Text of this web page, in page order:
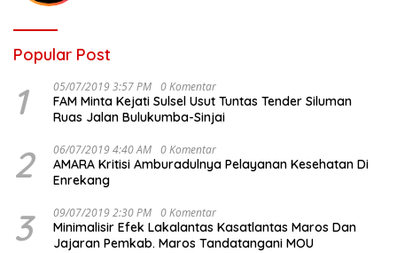
Popular Post
1 05/07/2019 3:57 PM 0 Komentar
FAM Minta Kejati Sulsel Usut Tuntas Tender Siluman
Ruas Jalan Bulukumba-Sinjai
2 06/07/2019 4:40 AM 0 Komentar
AMARA Kritisi Amburadulnya Pelayanan Kesehatan Di
Enrekang
3 09/07/2019 2:30 PM 0 Komentar
Minimalisir Efek Lakalantas Kasatlantas Maros Dan
Jajaran Pemkab. Maros Tandatangani MOU